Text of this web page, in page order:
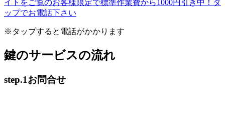
※タップすると電話がかかります
鍵のサービスの流れ
step.1お問合せ